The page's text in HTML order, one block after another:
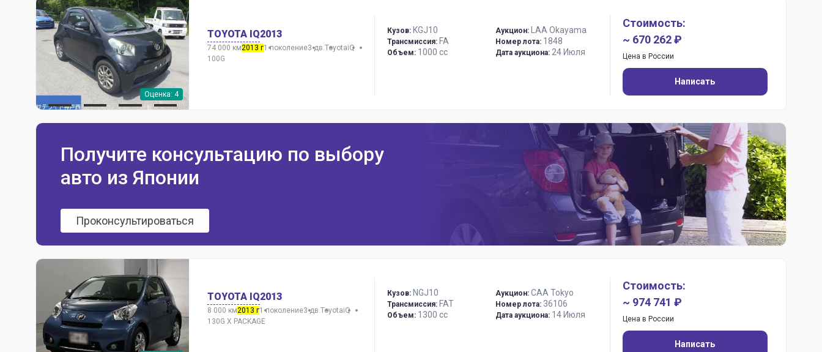
Оценка: 4
TOYOTA IQ2013
74 000 км2013 г1 поколение3 дв.ToyotaiQ
100G
Кузов: KGJ10
Трансмиссия: FA
Объем: 1000 сс
Аукцион: LAA Okayama
Номер лота: 1848
Дата аукциона: 24 Июля
Стоимость:
~ 670 262 ₽
Цена в России
Написать
Получите консультацию по выбору
авто из Японии
Проконсультироваться
TOYOTA IQ2013
8 000 км2013 г1 поколение3 дв.ToyotaiQ
130G X PACKAGE
Кузов: NGJ10
Трансмиссия: FAT
Объем: 1300 сс
Аукцион: CAA Tokyo
Номер лота: 36106
Дата аукциона: 14 Июля
Стоимость:
~ 974 741 ₽
Цена в России
Написать